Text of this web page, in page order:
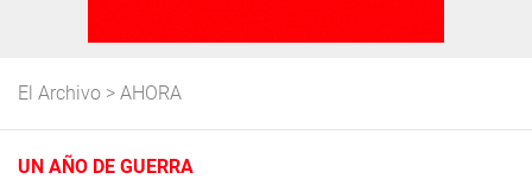
El Archivo > AHORA
UN AÑO DE GUERRA